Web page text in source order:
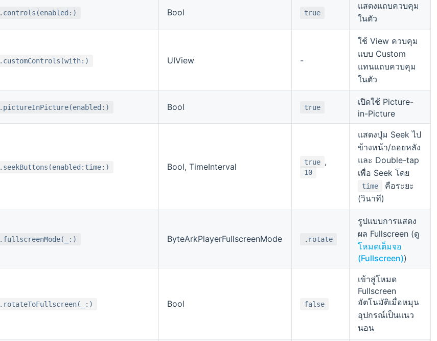
.controls(enabled:) Bool true
แสดงแถบควบคุม
ในตัว
.customControls(with:) UIView -
ใช้ View ควบคุม
แบบ Custom
แทนแถบควบคุม
ในตัว
.pictureInPicture(enabled:) Bool true
เปิดใช้ Picture-
in-Picture
.seekButtons(enabled:time:) Bool, TimeInterval true ,
10
แสดงปุ่ม Seek ไป
ข้างหน้า/ถอยหลัง
และ Double-tap
เพื่อ Seek โดย
time
คือระยะ
(วินาที)
.fullscreenMode(_:) ByteArkPlayerFullscreenMode .rotate
รูปแบบการแสดง
ผล Fullscreen (ดู
โหมดเต็มจอ
(Fullscreen))
.rotateToFullscreen(_:) Bool false
เข้าสู่โหมด
Fullscreen
อัตโนมัติเมื่อหมุน
อุปกรณ์เป็นแนว
นอน